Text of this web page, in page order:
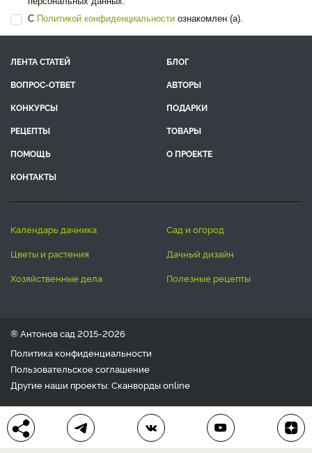
С Политикой конфиденциальности ознакомлен (а).
ЛЕНТА СТАТЕЙ
БЛОГ
ВОПРОС-ОТВЕТ
АВТОРЫ
КОНКУРСЫ
ПОДАРКИ
РЕЦЕПТЫ
ТОВАРЫ
ПОМОЩЬ
О ПРОЕКТЕ
КОНТАКТЫ
календарь дачника
сад и огород
цветы и растения
дачный дизайн
хозяйственные дела
полезные рецепты
® Антонов сад 2015-2026
Политика конфиденциальности
Пользовательское соглашение
Другие наши проекты: Сканвордыonline
Любое использование материала допускается только с
письменного согласия редакции